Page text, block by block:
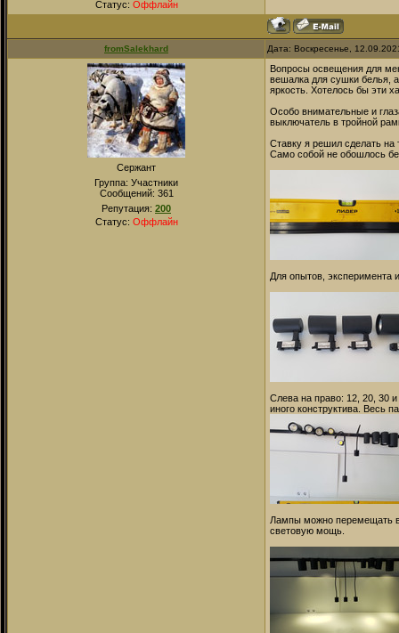
Статус: Оффлайн
fromSalekhard Дата: Воскресенье,
Сержант
Группа: Участники
Сообщений: 361
Репутация: 200
Статус: Оффлайн
Вопросы освещения для
вешалка для сушки белья,
яркость. Хотелось бы эти
Особо внимательные и
выключатель в тройной
Ставку я решил сделать
Само собой не обошлось
Для опытов, эксперимента
Слева на право: 12, 20, 30
иного конструктива. Весь
Лампы можно перемещать
световую мощь.